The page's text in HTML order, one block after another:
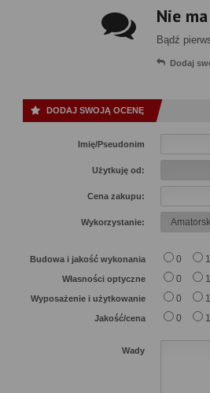
Nie
Bądź
Dodaj
DODAJ SWOJĄ OCENĘ
Imię/Pseudonim
Użytkuję od:
Cena zakupu:
Wykorzystanie:
Budowa i jakość wykonania 0 1
Własności optyczne 0 1
Wyposażenie i użytkowanie 0 1
Jakość/cena 0 1
Wady